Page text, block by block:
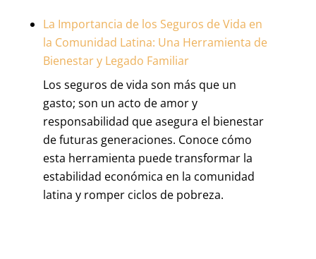
La Importancia de los Seguros de Vida en
la Comunidad Latina: Una Herramienta de
Bienestar y Legado Familiar
Los seguros de vida son más que un
gasto; son un acto de amor y
responsabilidad que asegura el bienestar
de futuras generaciones. Conoce cómo
esta herramienta puede transformar la
estabilidad económica en la comunidad
latina y romper ciclos de pobreza.